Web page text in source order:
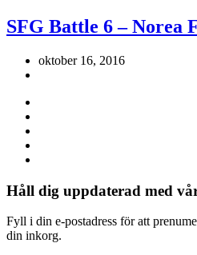
SFG Battle 6 – Norea
oktober 16, 2016
Håll dig uppdaterad med
Fyll i din e-postadress för att
din inkorg.